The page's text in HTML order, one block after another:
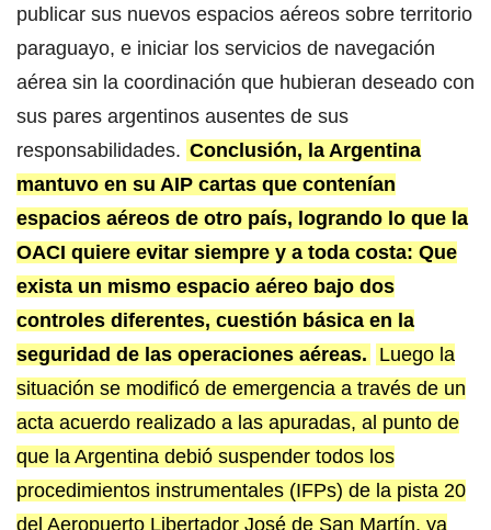
publicar sus nuevos espacios aéreos sobre territorio
paraguayo, e iniciar los servicios de navegación
aérea sin la coordinación que hubieran deseado con
sus pares argentinos ausentes de sus
responsabilidades. Conclusión, la Argentina
mantuvo en su AIP cartas que contenían
espacios aéreos de otro país, logrando lo que la
OACI quiere evitar siempre y a toda costa: Que
exista un mismo espacio aéreo bajo dos
controles diferentes, cuestión básica en la
seguridad de las operaciones aéreas.
Luego la
situación se modificó de emergencia a través de un
acta acuerdo realizado a las apuradas, al punto de
que la Argentina debió suspender todos los
procedimientos instrumentales (IFPs) de la pista 20
del Aeropuerto Libertador José de San Martín, ya